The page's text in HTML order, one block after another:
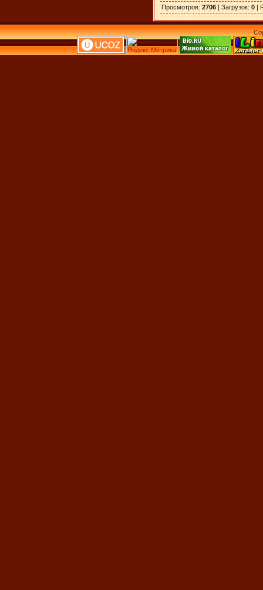
Просмотров: 2706 | Загрузок: 0 |